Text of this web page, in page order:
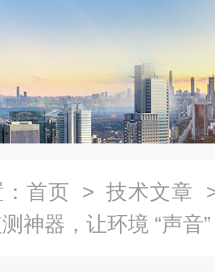
首页 > 技术文章
神器，让环境 “声音